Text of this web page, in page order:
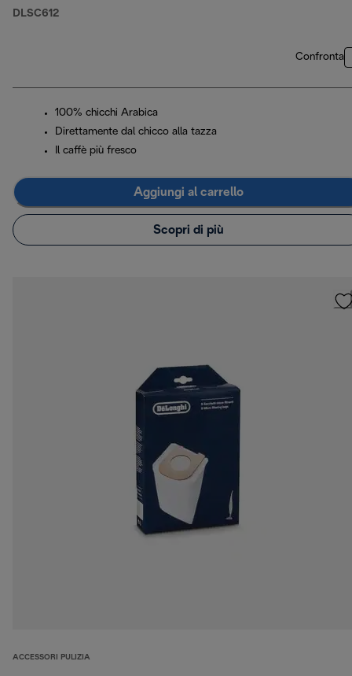
DLSC612
Confronta
100% chicchi Arabica
Direttamente dal chicco alla tazza
Il caffè più fresco
Aggiungi al carrello
Scopri di più
ACCESSORI PULIZIA